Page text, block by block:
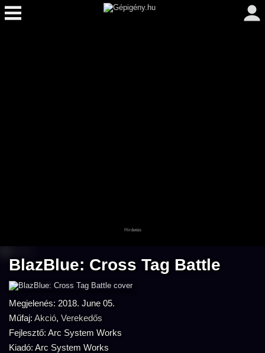
BlazBlue: Cross Tag Battle
Megjelenés: 2018. June 05.
Műfaj: Akció, Verekedős
Fejlesztő: Arc System Works
Kiadó: Arc System Works